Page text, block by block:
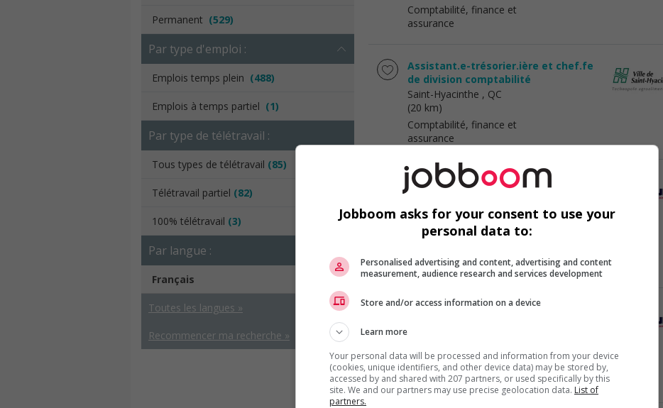
Permanent (529)
Par type d'emploi :
Emplois temps plein (488)
Emplois à temps partiel (1)
Par type de télétravail :
Tous types de télétravail (85)
Télétravail partiel (82)
100% télétravail (3)
Par langue :
Français
Toutes les langues »
Recommencer ma recherche »
Comptabilité, finance et
assurance
Assistant.e-trésorier.ière et chef.fe
de division comptabilité
Saint-Hyacinthe , QC
(20 km)
Comptabilité, finance et
assurance
Analyste en rapport externe et
consolidation - hybride 2 jours au
bureau
Mont-Saint-Hilaire, QC
(20 km)
assurance
Contrôleur(se) - beloeil - 100 k$ à 125
(21 km)
Comptabilité, finance et
assurance
Jobboom asks for your consent to use your
personal data to:
Personalised advertising and content, advertising and content
measurement, audience research and services development
Store and/or access information on a device
Learn more
Your personal data will be processed and information from your device
(cookies, unique identifiers, and other device data) may be stored by,
accessed by and shared with 207 partners, or used specifically by this
site. We and our partners may use precise geolocation data. List of
partners.